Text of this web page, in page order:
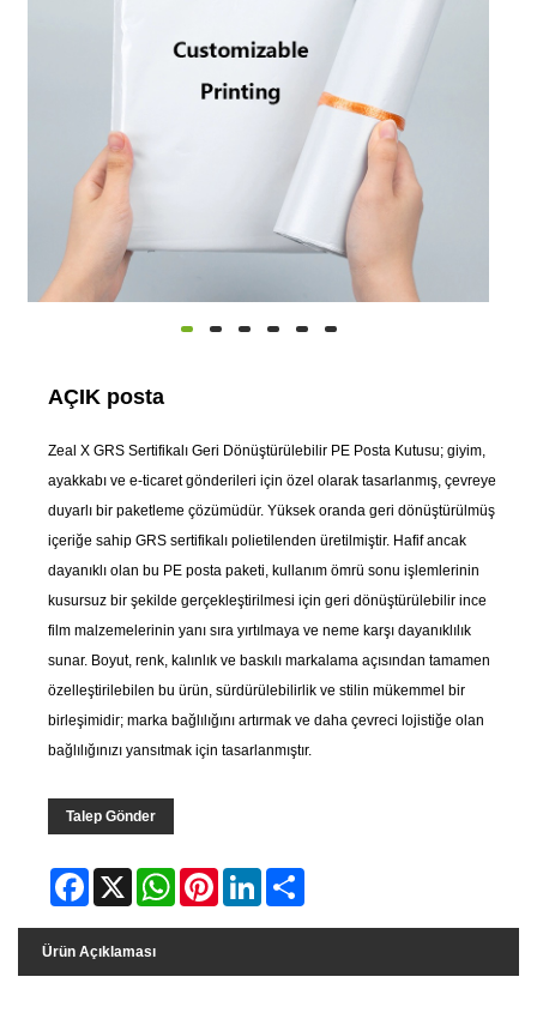
AÇIK posta
Zeal X GRS Sertifikalı Geri Dönüştürülebilir PE Posta Kutusu; giyim,
ayakkabı ve e-ticaret gönderileri için özel olarak tasarlanmış, çevreye
duyarlı bir paketleme çözümüdür. Yüksek oranda geri dönüştürülmüş
içeriğe sahip GRS sertifikalı polietilenden üretilmiştir. Hafif ancak
dayanıklı olan bu PE posta paketi, kullanım ömrü sonu işlemlerinin
kusursuz bir şekilde gerçekleştirilmesi için geri dönüştürülebilir ince
film malzemelerinin yanı sıra yırtılmaya ve neme karşı dayanıklılık
sunar. Boyut, renk, kalınlık ve baskılı markalama açısından tamamen
özelleştirilebilen bu ürün, sürdürülebilirlik ve stilin mükemmel bir
birleşimidir; marka bağlılığını artırmak ve daha çevreci lojistiğe olan
bağlılığınızı yansıtmak için tasarlanmıştır.
Talep Gönder
Facebook
X WhatsAppPinterestLinkedIn
Ürün Açıklaması